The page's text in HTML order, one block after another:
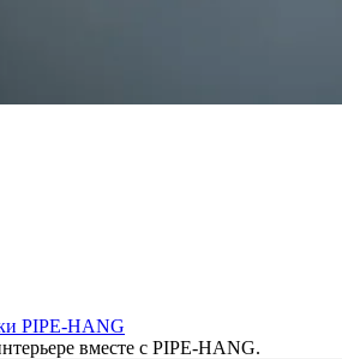
PIPE-HANG
вместе с PIPE-HANG.